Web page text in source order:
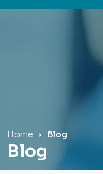
Home Blog
Blog